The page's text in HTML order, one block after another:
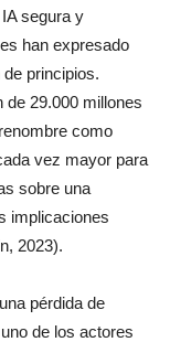
segura y
han expresado
principios.
de 29.000 millones
como
vez mayor para
sobre una
implicaciones
2023).
pérdida de
de los actores